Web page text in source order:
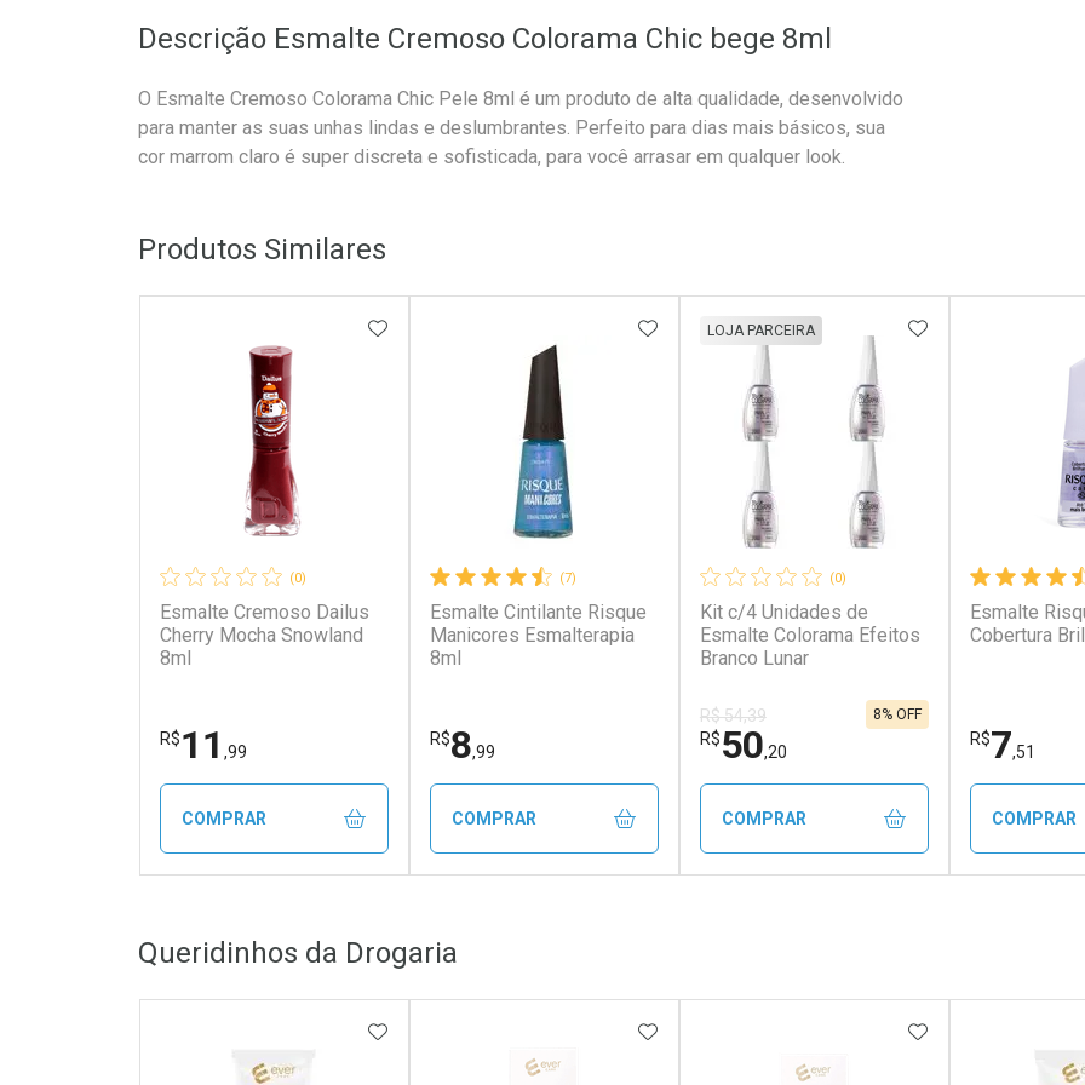
Descrição Esmalte Cremoso Colorama Chic bege 8ml
O Esmalte Cremoso Colorama Chic Pele 8ml é um produto de alta qualidade, desenvolvido
para manter as suas unhas lindas e deslumbrantes. Perfeito para dias mais básicos, sua
cor marrom claro é super discreta e sofisticada, para você arrasar em qualquer look.
Produtos Similares
(0)
Esmalte Cremoso Dailus
Cherry Mocha Snowland
8ml
R$11 ,99
ADICIONAR AOS FAVORITOS
COMPRAR
Laboratório
Por Menos
(7)
Esmalte Cintilante Risque
Manicores Esmalterapia
8ml
R$8,99
ADICIONAR AOS FAVORITOS
COMPRAR
Laboratório
Por Menos
(0)
Kit c/4 Unidades de
Esmalte Colorama Efeitos
Branco Lunar
LOJA PARCEIRA
R$ 54,39
R$50,20
8% OFF
ADICIONAR AOS
COMPRAR
Esmalte
Cobertura
R$7,51
COMPRAR
Queridinhos da Drogaria
ADICIONAR AOS FAVORITOSADICIONAR AOS FAVORITOSADICIONAR AOS